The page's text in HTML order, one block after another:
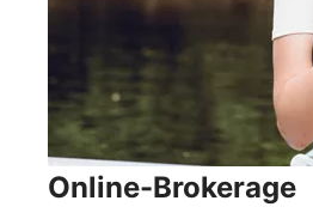
Online-Brokerage